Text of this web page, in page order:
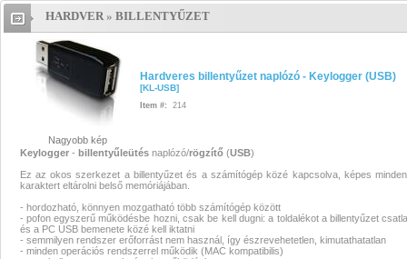
Hardveres billentyűzet naplózó -
Keylogger (USB) Hardveres
billentyűzet naplózó - Keylogger
(USB)Hardveres billentyűzet
naplózó - Keylogger (USB)
Hardveres billentyűzet naplózó -
Keylogger (USB)
HARDVER» BILLENTYŰZET
Nagyobb kép
Hardveres billentyűzet naplózó - Keylogger (USB)
[KL-USB]
Item #: 214
Keylogger- billentyűleütésnaplózó/rögzítő(USB)
Ez az okos szerkezet a billentyűzet és a számítógép közé kapcsolva, képes
karaktert eltárolni belső memóriájában.
- hordozható, könnyen mozgatható több számítógép között
- pofon egyszerű működésbe hozni, csak be kell dugni: a toldalékot a billentyűzet
és a PC USB bemenete közé kell iktatni
- semmilyen rendszer erőforrást nem használ, így észrevehetetlen, kimutathatatlan
- minden operációs rendszerrel működik (MAC kompatibilis)